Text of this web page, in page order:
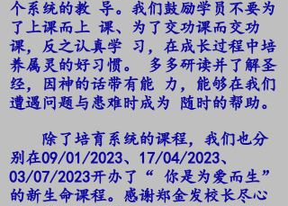
个系统的教 导。我们鼓励学员不要为
了上课而上 课、为了交功课而交功
课，反之认真学 习，在成长过程中培
养属灵的好习惯。 多多研读并了解圣
经，因神的话带有能 力，能够在我们
遭遇问题与患难时成为 随时的帮助。
除了培育系统的课程，我们也分
别在09/01/2023、17/04/2023、
03/07/2023开办了“ 你是为爱而生”
的新生命课程。感谢郑金发校长尽心